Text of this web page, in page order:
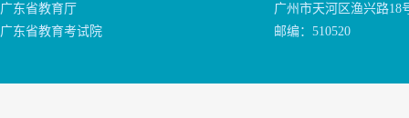
广东省教育厅
广东省教育考试院
广州市天河区渔兴路18
邮编：510520